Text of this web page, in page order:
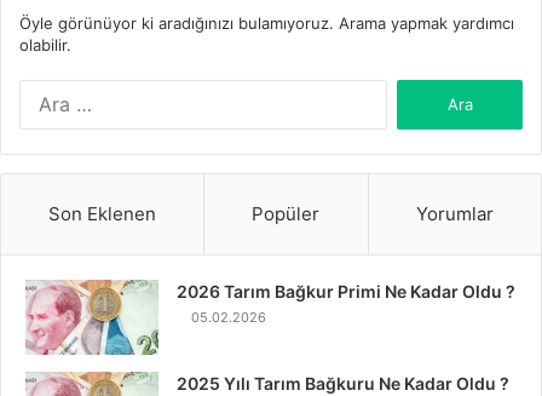
Öyle görünüyor ki aradığınızı bulamıyoruz. Arama yapmak yardımcı
olabilir.
Son Eklenen Popüler Yorumlar
2026 Tarım Bağkur Primi Ne Kadar Oldu ?
05.02.2026
2025 Yılı Tarım Bağkuru Ne Kadar Oldu ?